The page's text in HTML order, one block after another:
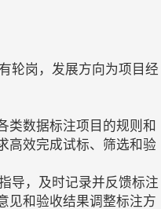
轮岗，发展方向为项目经
类数据标注项目的规则和
高效完成试标、筛选和验
导，及时记录并反馈标注
见和验收结果调整标注方